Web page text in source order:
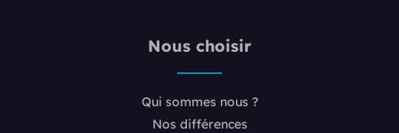
Nous choisir
Qui sommes nous ?
Nos différences